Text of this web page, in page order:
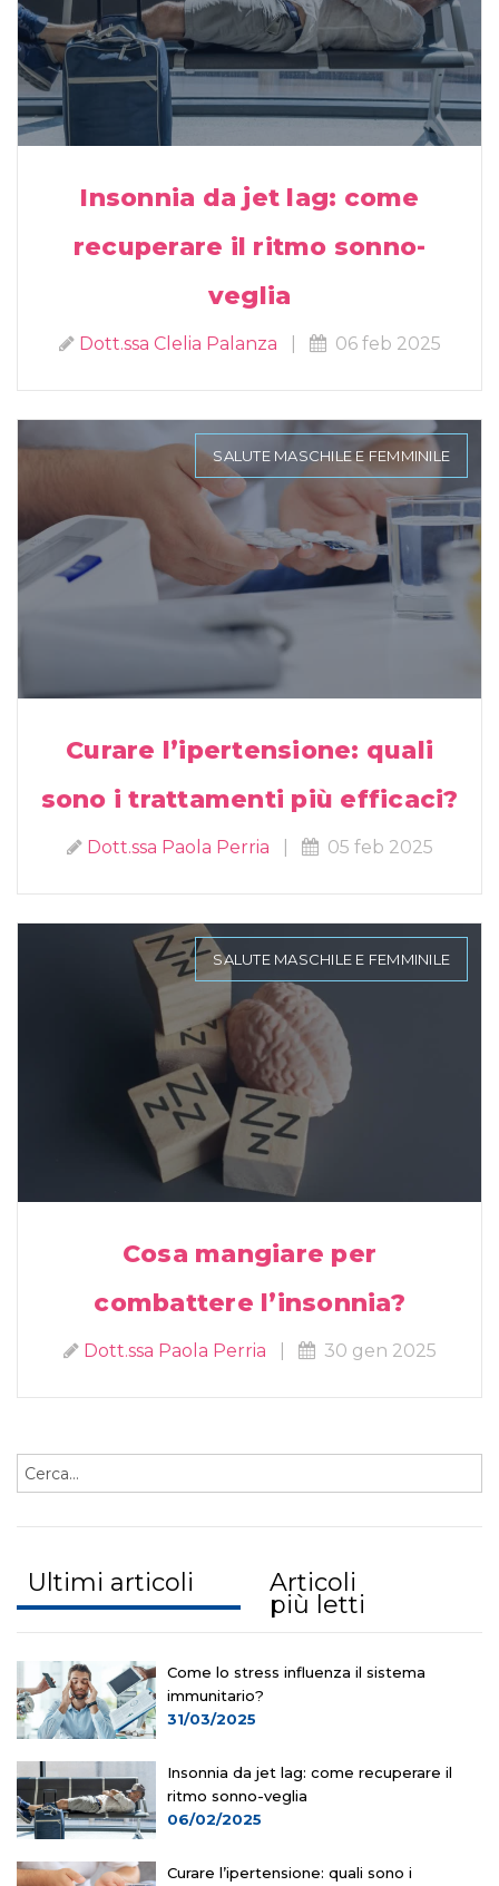
Insonnia da jet lag: come
recuperare il ritmo sonno-
veglia
Dott.ssa Clelia Palanza 06 feb 2025
SALUTE MASCHILE E FEMMINILE
Curare l’ipertensione: quali
sono i trattamenti più efficaci?
Dott.ssa Paola Perria 05 feb 2025
SALUTE MASCHILE E FEMMINILE
Cosa mangiare per
combattere l’insonnia?
Dott.ssa Paola Perria 30 gen 2025
Ultimi articoli Articoli
più letti
Come lo stress influenza il sistema
immunitario?
31/03/2025
Insonnia da jet lag: come recuperare il
ritmo sonno-veglia
06/02/2025
Curare l’ipertensione: quali sono i